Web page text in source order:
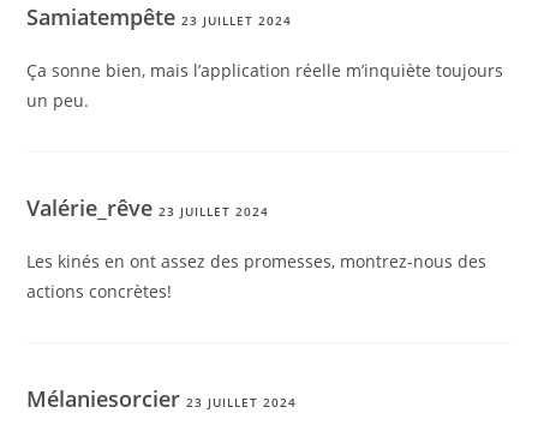
Samiatempête23 JUILLET 2024
Ça sonne bien, mais l’application réelle m’inquiète toujours
un peu.
Valérie_rêve23 JUILLET 2024
Les kinés en ont assez des promesses, montrez-nous des
actions concrètes!
Mélaniesorcier23 JUILLET 2024